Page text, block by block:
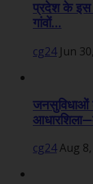
प्रदेश के इस
गांवों...
cg24 Jun
जनसुविधाओं
cg24Aug